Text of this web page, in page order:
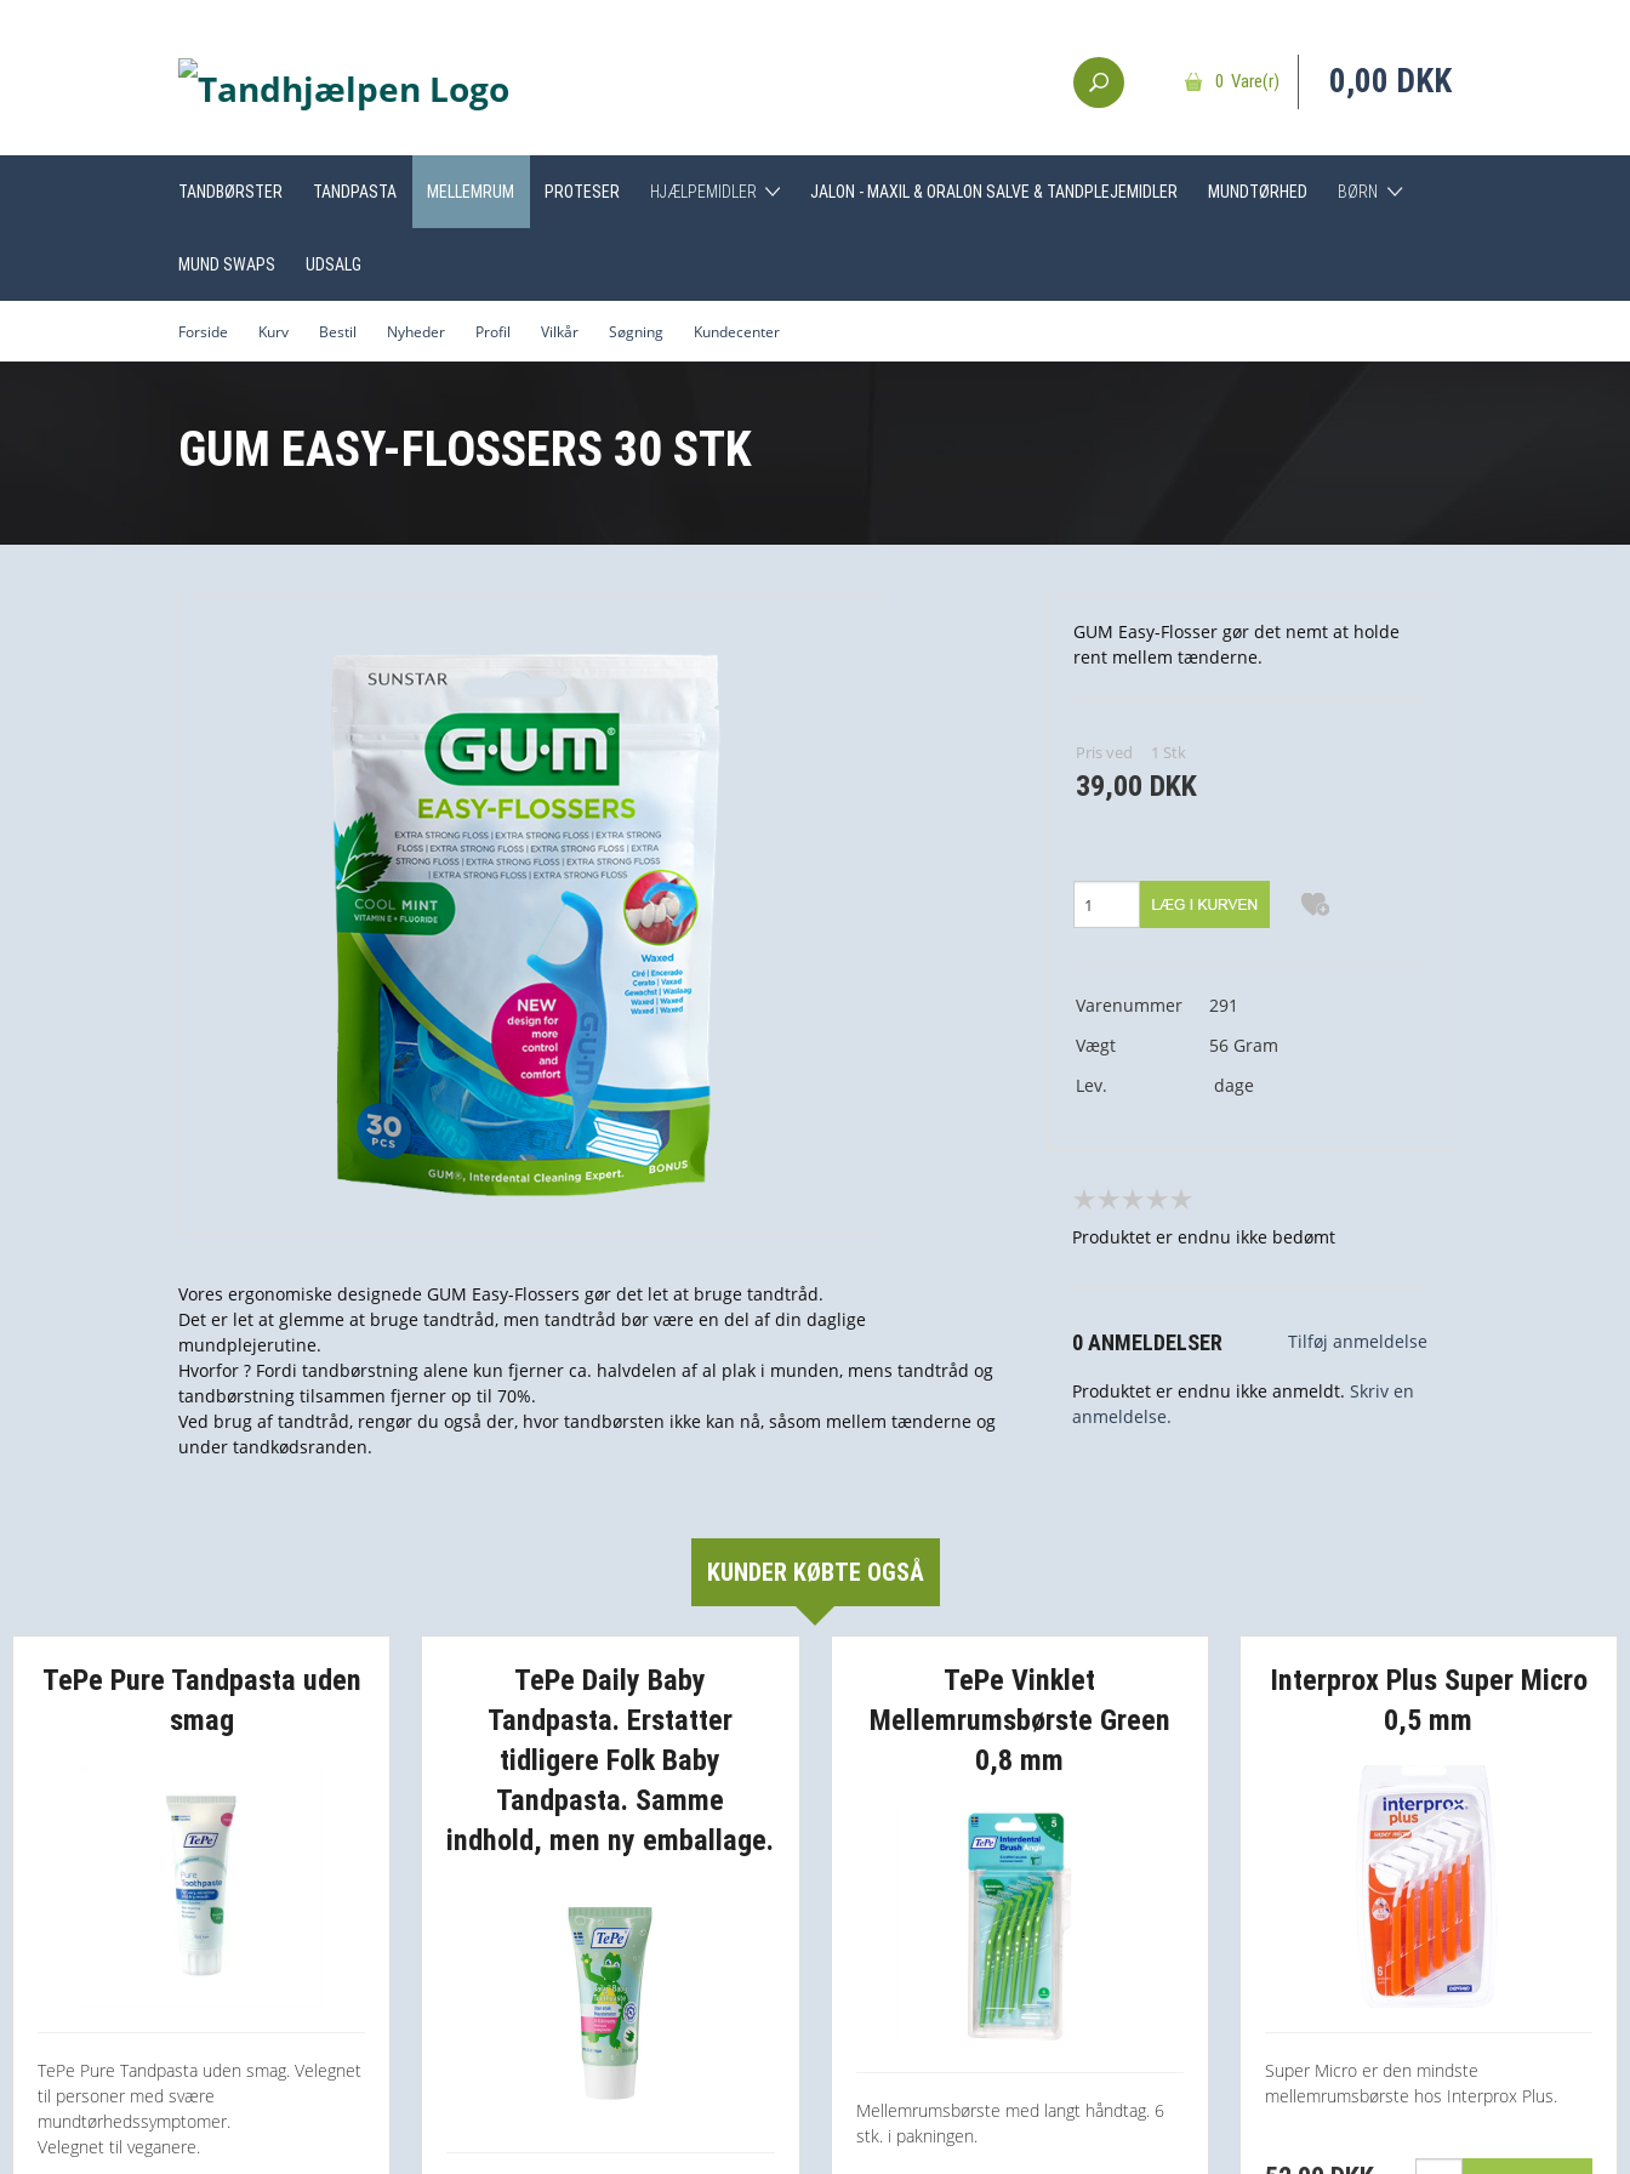
0 Vare(r) 0,00 DKK
TANDBØRSTER TANDPASTA MELLEMRUM PROTESER HJÆLPEMIDLER
Hjælpemidler generelt
JALON - MAXIL & ORALON SALVE & TANDPLEJEMIDLER MUNDTØRHED BØRN
MUND SWAPS UDSALG
Forside Kurv Bestil Nyheder Profil Vilkår Søgning Kundecenter
GUM EASY-FLOSSERS 30 STK
Vores ergonomiske designede GUM Easy-Flossers gør det let at bruge tandtråd.
Det er let at glemme at bruge tandtråd, men tandtråd bør være en del af din daglige
mundplejerutine.
Hvorfor ? Fordi tandbørstning alene kun fjerner ca. halvdelen af al plak i munden, mens tandtråd og
tandbørstning tilsammen fjerner op til 70%.
Ved brug af tandtråd, rengør du også der, hvor tandbørsten ikke kan nå, såsom mellem tænderne og
under tandkødsranden.
GUM Easy-Flosser gør det nemt at holde
rent mellem tænderne.
Pris ved 1 Stk
39,00 DKK
Varenummer
291
Vægt
56 Gram
Lev.
dage
Produktet er endnu ikke bedømt
0 ANMELDELSER Tilføj anmeldelse
Produktet er endnu ikke anmeldt. Skriv en
anmeldelse.
KUNDER KØBTE OGSÅ
TePe Pure Tandpasta uden
smag
TePe Pure Tandpasta uden smag. Velegnet
til personer med svære
mundtørhedssymptomer.
Velegnet til veganere.
TePe Daily Baby
Tandpasta. Erstatter
tidligere Folk Baby
Tandpasta. Samme
indhold, men ny emballage.
TePe Vinklet
Mellemrumsbørste Green
0,8 mm
Mellemrumsbørste med langt håndtag. 6
stk. i pakningen.
Interprox Plus Super Micro
0,5 mm
Super Micro er den mindste
mellemrumsbørste hos Interprox Plus.